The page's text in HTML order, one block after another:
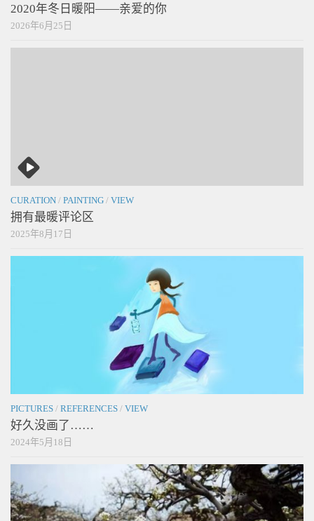
2020年冬日暖阳——亲爱的你
2026年6月25日
CURATION / PAINTING / VIEW
拥有最暖评论区
2025年8月17日
PICTURES / REFERENCES / VIEW
好久没画了……
2024年5月18日